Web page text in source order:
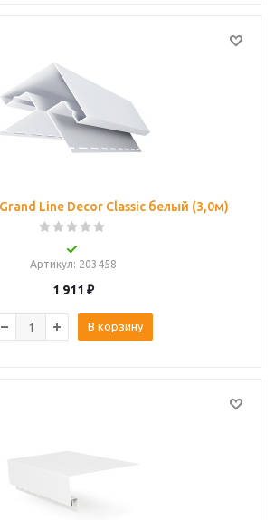
Line Decor Classic белый (3,0м)
Артикул: 203458
1 911 ₽
В корзину